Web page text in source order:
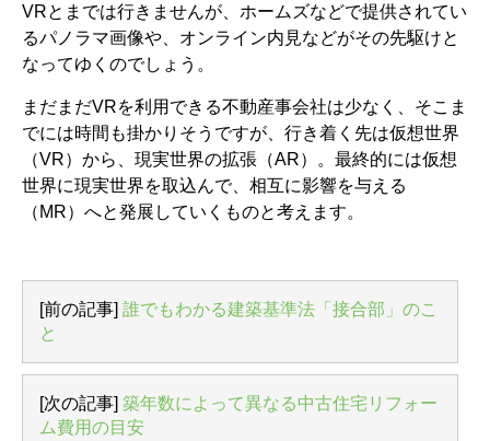
VRとまでは行きませんが、ホームズなどで提供されてい
るパノラマ画像や、オンライン内見などがその先駆けと
なってゆくのでしょう。
まだまだVRを利用できる不動産事会社は少なく、そこま
でには時間も掛かりそうですが、行き着く先は仮想世界
（VR）から、現実世界の拡張（AR）。最終的には仮想
世界に現実世界を取込んで、相互に影響を与える
（MR）へと発展していくものと考えます。
[前の記事] 誰でもわかる建築基準法「接合部」のこ
と
[次の記事] 築年数によって異なる中古住宅リフォー
ム費用の目安